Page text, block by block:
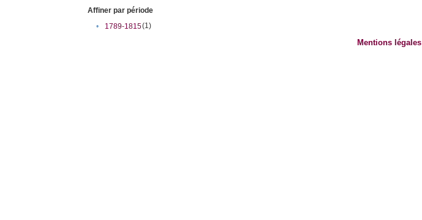
Affiner par période
•
1789-1815(1)
Mentions légales